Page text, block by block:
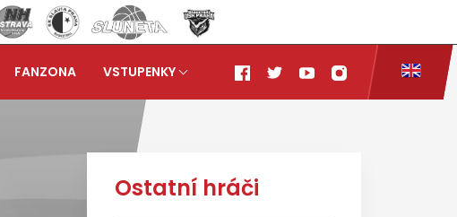
FANZONA VSTUPENKY
Ostatní hráči